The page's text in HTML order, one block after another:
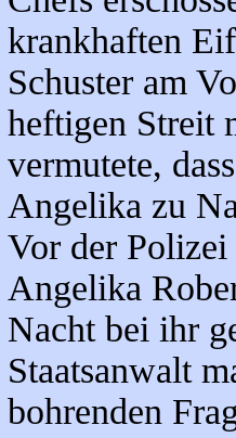
krankhaften
Schuster am
heftigen Streit
vermutete,
Angelika zu
Vor der
Angelika
Nacht bei ihr
Staatsanwalt
bohrenden